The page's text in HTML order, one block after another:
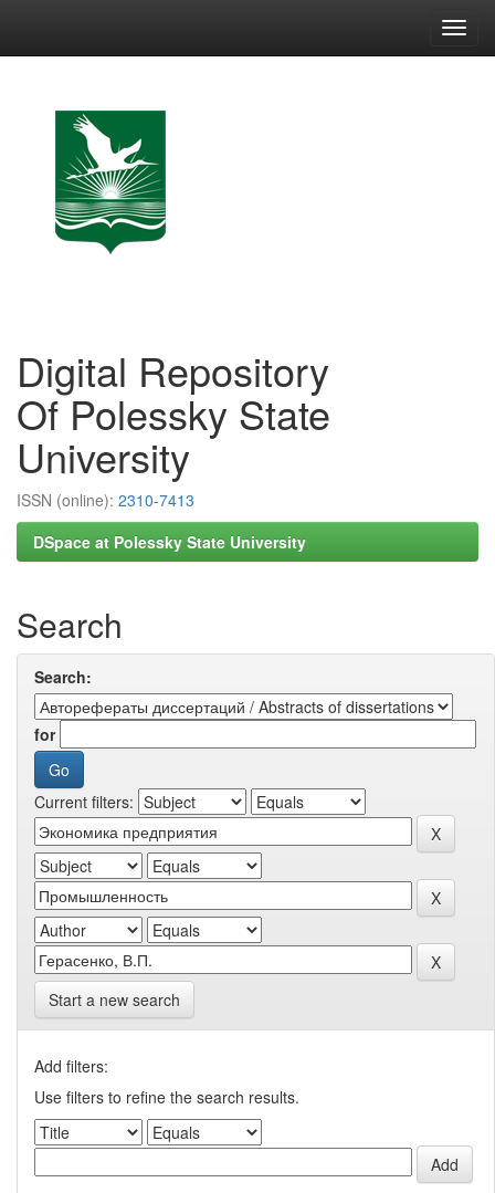
Digital Repository
Of Polessky State
University
ISSN (online): 2310-7413
DSpace at Polessky State University
Search
Search:
for
Current filters:
Start a new search
Add filters:
Use filters to refine the search results.